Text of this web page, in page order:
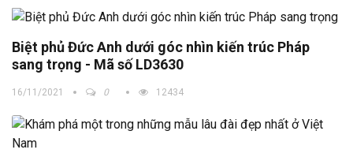
Biệt phủ Đức Anh dưới góc nhìn kiến trúc Pháp
sang trọng - Mã số LD3630
16/11/2021 0 12434